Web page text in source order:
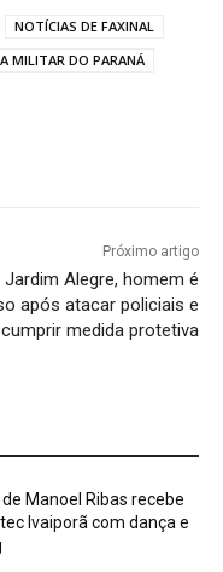
NOTÍCIAS DE FAXINAL
MILITAR DO PARANÁ
Próximo artigo
Jardim Alegre, homem é
após atacar policiais e
medida protetiva
Manoel Ribas recebe
Ivaiporã com dança e